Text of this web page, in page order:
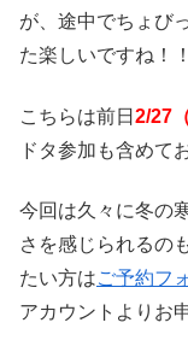
が、途中でちょび
た楽しいですね！！
こちらは前日 2/27
ドタ参加も含めて
今回は久々に冬の
さを感じられるの
たい方はご予約フ
アカウントよりお